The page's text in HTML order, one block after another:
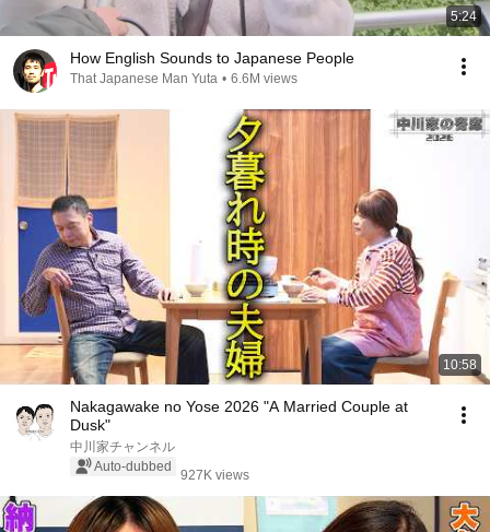
5:24
How English Sounds to Japanese People
That Japanese Man Yuta • 6.6M views
10:58
Nakagawake no Yose 2026 "A Married Couple at
Dusk"
中川家チャンネル
Auto-dubbed
927K views